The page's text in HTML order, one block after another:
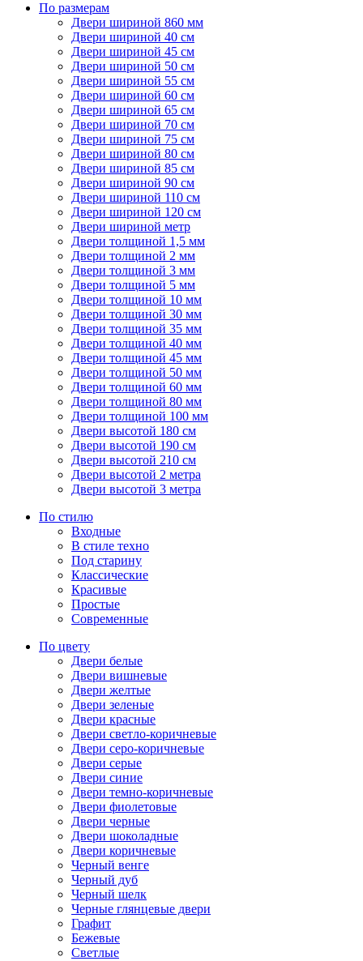
По размерам
Двери шириной 860 мм
Двери шириной 40 см
Двери шириной 45 см
Двери шириной 50 см
Двери шириной 55 см
Двери шириной 60 см
Двери шириной 65 см
Двери шириной 70 см
Двери шириной 75 см
Двери шириной 80 см
Двери шириной 85 см
Двери шириной 90 см
Двери шириной 110 см
Двери шириной 120 см
Двери шириной метр
Двери толщиной 1,5 мм
Двери толщиной 2 мм
Двери толщиной 3 мм
Двери толщиной 5 мм
Двери толщиной 10 мм
Двери толщиной 30 мм
Двери толщиной 35 мм
Двери толщиной 40 мм
Двери толщиной 45 мм
Двери толщиной 50 мм
Двери толщиной 60 мм
Двери толщиной 80 мм
Двери толщиной 100 мм
Двери высотой 180 см
Двери высотой 190 см
Двери высотой 210 см
Двери высотой 2 метра
Двери высотой 3 метра
По стилю
Входные
В стиле техно
Под старину
Классические
Красивые
Простые
Современные
По цвету
Двери белые
Двери вишневые
Двери желтые
Двери зеленые
Двери красные
Двери светло-коричневые
Двери серо-коричневые
Двери серые
Двери синие
Двери темно-коричневые
Двери фиолетовые
Двери черные
Двери шоколадные
Двери коричневые
Черный венге
Черный дуб
Черный шелк
Черные глянцевые двери
Графит
Бежевые
Светлые